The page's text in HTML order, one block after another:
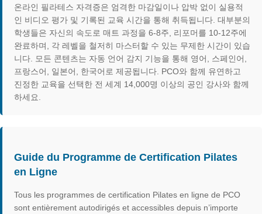
온라인 필라테스 자격증은 엄격한 마감일이나 압박 없이 실용적
인 비디오 평가 및 기록된 교육 시간을 통해 취득됩니다. 대부분의
학생들은 자신의 속도로 매트 과정을 6-8주, 리포머를 10-12주에
완료하며, 각 레벨을 철저히 마스터할 수 있는 무제한 시간이 있습
니다. 모든 콘텐츠는 자동 언어 감지 기능을 통해 영어, 스페인어,
프랑스어, 일본어, 한국어로 제공됩니다. PCO와 함께 유연하고
진정한 교육을 선택한 전 세계 14,000명 이상의 공인 강사와 함께
하세요.
Guide du Programme de Certification Pilates
en Ligne
Tous les programmes de certification Pilates en ligne de PCO
sont entièrement autodirigés et accessibles depuis n’importe